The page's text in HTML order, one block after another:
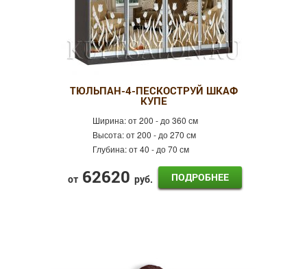
ТЮЛЬПАН-4-ПЕСКОСТРУЙ ШКАФ
КУПЕ
Ширина:от 200 - до 360 см
Высота:от 200 - до 270 см
Глубина:от 40 - до 70 см
от 62620 руб. ПОДРОБНЕЕ